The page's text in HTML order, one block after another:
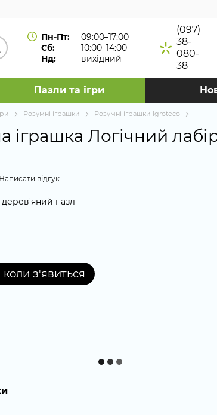
Пн-Пт:
09:00–17:00
Сб:
10:00–14:00
Нд:
вихідний
(097)
38-
080-
38
Пазли та ігри
Розумні іграшки Розумні іграшки Igroteco
іграшка Логічний
Написати відгук
пазл
з'явиться